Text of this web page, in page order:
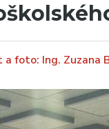
foto: Ing. Zuzana